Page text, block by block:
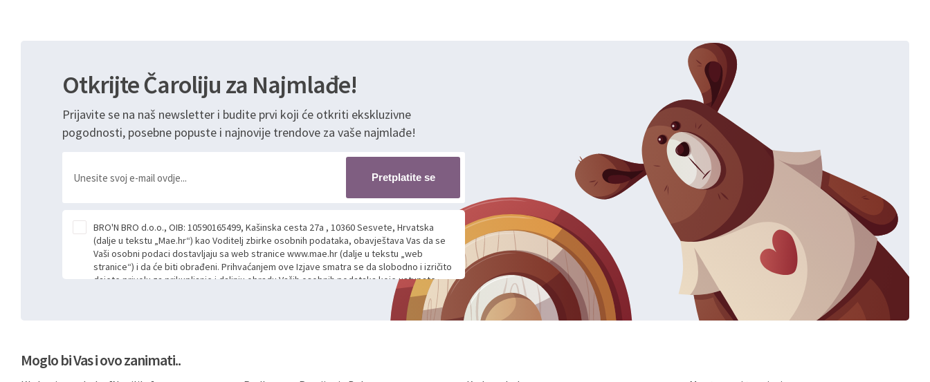
Otkrijte Čaroliju za Najmlađe!
Prijavite se na naš newsletter i budite prvi koji će otkriti ekskluzivne
pogodnosti, posebne popuste i najnovije trendove za vaše najmlađe!
Pretplatite se
BRO'N BRO d.o.o., OIB: 10590165499, Kašinska cesta 27a , 10360 Sesvete, Hrvatska
(dalje u tekstu „Mae.hr“) kao Voditelj zbirke osobnih podataka, obavještava Vas da se
Vaši osobni podaci dostavljaju sa web stranice www.mae.hr (dalje u tekstu „web
stranice“) i da će biti obrađeni. Prihvaćanjem ove Izjave smatra se da slobodno i izričito
dajete privolu za prikupljanje i daljnju obradu Vaših osobnih podataka koje ustupate
Mae.hr putem ovih web stranica u svrhu odgovora i daljnje komunikacije na Vaš upit
poslan kroz kontakt obrazac. Radi se o dobrovoljnom davanju podataka te ovu Izjavu
niste dužni prihvatiti odnosno niste dužni unositi svoje osobne podatke u jednu od
možete pročitati ovdje, sukladno Politici privatnosti i kolačića koju možete pročitati
Moglo bi Vas i ovo zanimati..